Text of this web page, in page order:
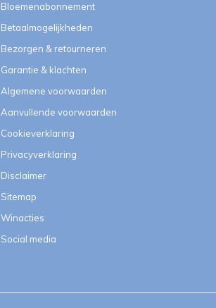
Bloemenabonnement
Betaalmogelijkheden
Bezorgen & retourneren
Garantie & klachten
Algemene voorwaarden
Aanvullende voorwaarden
Cookieverklaring
Privacyverklaring
Disclaimer
Sitemap
Winacties
Social media